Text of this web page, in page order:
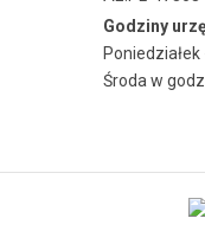
Godziny
Środa w